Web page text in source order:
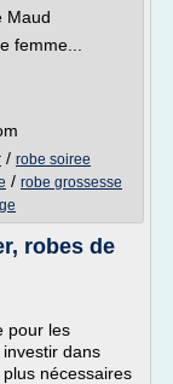
Maud
femme...
/ robe soiree
/ robe grossesse
robes de
pour les
dans
nécessaires